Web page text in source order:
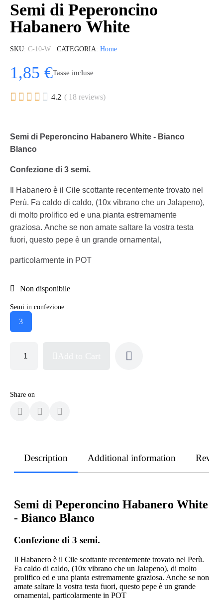
Semi di Peperoncino
Habanero White
SKU C-10-W CATEGORIA Home
1,85 €Tasse incluse
     4.2 ( 18 reviews)
Semi di Peperoncino Habanero White - Bianco
Blanco
Confezione di 3 semi.
Il Habanero è il Cile scottante recentemente trovato nel
Perù. Fa caldo di caldo, (10x vibrano che un Jalapeno),
di molto prolifico ed e una pianta estremamente
graziosa. Anche se non amate saltare la vostra testa
fuori, questo pepe è un grande ornamental,
particolarmente in POT
Non disponibile
Semi in confezione :
3
Share on
Description Additional information
Semi di Peperoncino Habanero White
- Bianco Blanco
Confezione di 3 semi.
Il Habanero è il Cile scottante recentemente trovato nel Perù.
Fa caldo di caldo, (10x vibrano che un Jalapeno), di molto
prolifico ed e una pianta estremamente graziosa. Anche se non
amate saltare la vostra testa fuori, questo pepe è un grande
ornamental, particolarmente in POT